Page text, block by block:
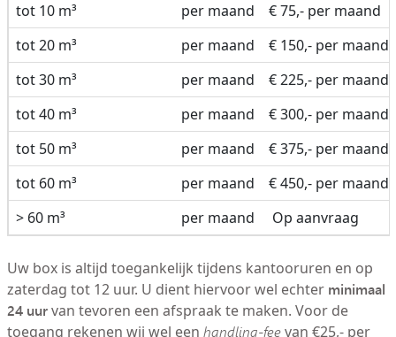
tot 10 m³
per maand
€ 75,- per maand
tot 20 m³
per maand
€ 150,- per maand
tot 30 m³
per maand
€ 225,- per maand
tot 40 m³
per maand
€ 300,- per maand
tot 50 m³
per maand
€ 375,- per maand
tot 60 m³
per maand
€ 450,- per maand
> 60 m³
per maand Op aanvraag
Uw box is altijd toegankelijk tijdens kantooruren en op
zaterdag tot 12 uur. U dient hiervoor wel echter minimaal
24 uurvan tevoren een afspraak te maken. Voor de
toegang rekenen wij wel een handling-feevan €25,- per